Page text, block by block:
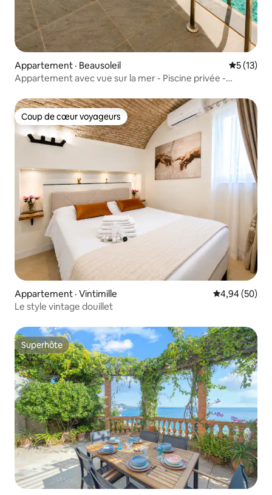
Appartement · Beausoleil Note
5 (13)
Appartement avec vue sur la mer - Piscine privée -
Coup de cœur voyageurs
Coup de cœur voyageurs
Appartement · Vintimille Note
4,94 (50)
Le style vintage douillet
Superhôte
Superhôte